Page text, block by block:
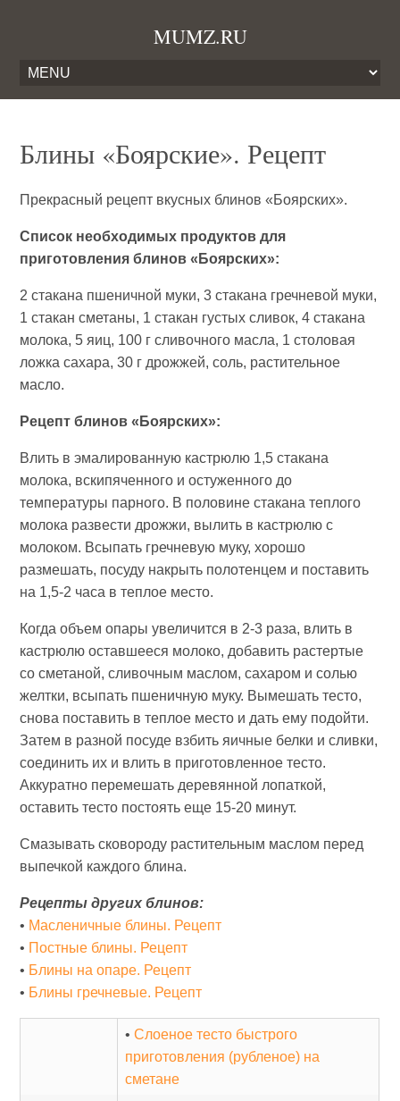
MUMZ.RU
Блины «Боярские». Рецепт
Прекрасный рецепт вкусных блинов «Боярских».
Список необходимых продуктов для
приготовления блинов «Боярских»:
2 стакана пшеничной муки, 3 стакана гречневой муки,
1 стакан сметаны, 1 стакан густых сливок, 4 стакана
молока, 5 яиц, 100 г сливочного масла, 1 столовая
ложка сахара, 30 г дрожжей, соль, растительное
масло.
Рецепт блинов «Боярских»:
Влить в эмалированную кастрюлю 1,5 стакана
молока, вскипяченного и остуженного до
температуры парного. В половине стакана теплого
молока развести дрожжи, вылить в кастрюлю с
молоком. Всыпать гречневую муку, хорошо
размешать, посуду накрыть полотенцем и поставить
на 1,5-2 часа в теплое место.
Когда объем опары увеличится в 2-3 раза, влить в
кастрюлю оставшееся молоко, добавить растертые
со сметаной, сливочным маслом, сахаром и солью
желтки, всыпать пшеничную муку. Вымешать тесто,
снова поставить в теплое место и дать ему подойти.
Затем в разной посуде взбить яичные белки и сливки,
соединить их и влить в приготовленное тесто.
Аккуратно перемешать деревянной лопаткой,
оставить тесто постоять еще 15-20 минут.
Смазывать сковороду растительным маслом перед
выпечкой каждого блина.
Рецепты других блинов:
• Масленичные блины. Рецепт
• Постные блины. Рецепт
• Блины на опаре. Рецепт
• Блины гречневые. Рецепт
•Слоеное тесто быстрого
приготовления (рубленое) на
сметане